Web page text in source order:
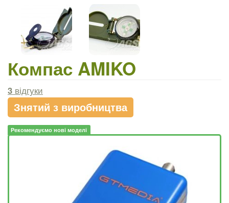
Компас AMIKO
3 відгуки
Знятий з виробництва
Рекомендуємо нові моделі